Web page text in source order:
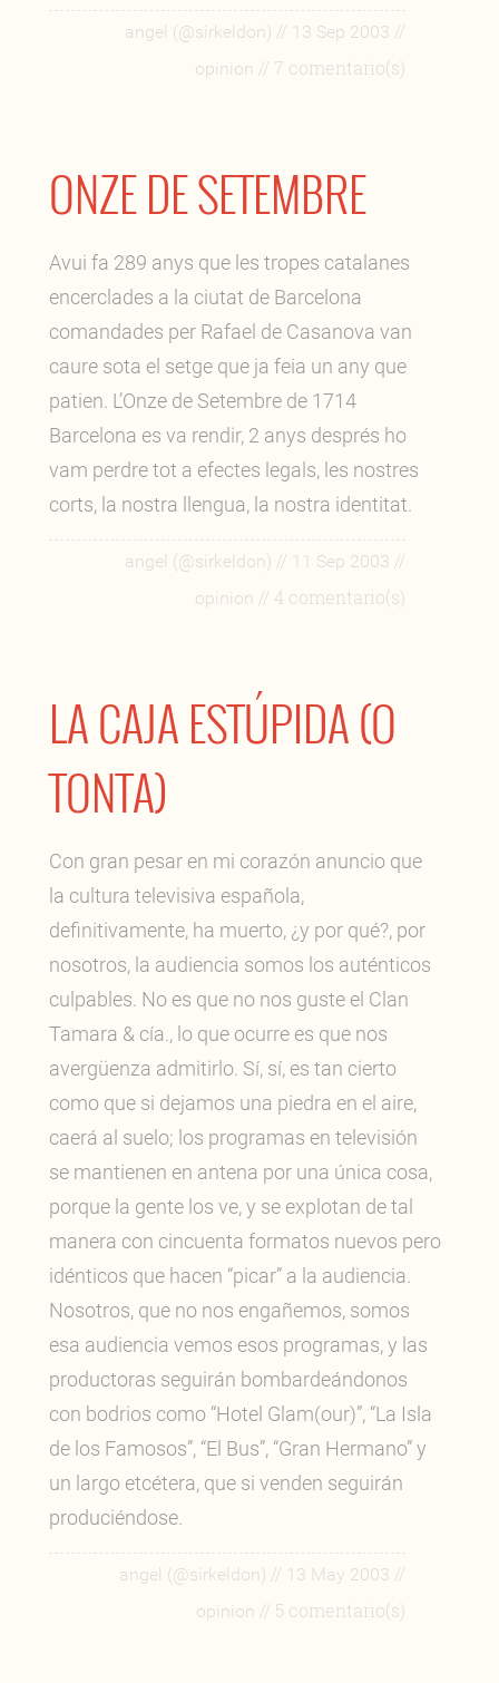
angel (@sirkeldon) // 13 Sep 2003 //
opinion // 7 comentario(s)
ONZE DE SETEMBRE
Avui fa 289 anys que les tropes catalanes
encerclades a la ciutat de Barcelona
comandades per Rafael de Casanova van
caure sota el setge que ja feia un any que
patien. L’Onze de Setembre de 1714
Barcelona es va rendir, 2 anys després ho
vam perdre tot a efectes legals, les nostres
corts, la nostra llengua, la nostra identitat.
angel (@sirkeldon) // 11 Sep 2003 //
opinion // 4 comentario(s)
LA CAJA ESTÚPIDA (O
TONTA)
Con gran pesar en mi corazón anuncio que
la cultura televisiva española,
definitivamente, ha muerto, ¿y por qué?, por
nosotros, la audiencia somos los auténticos
culpables. No es que no nos guste el Clan
Tamara & cía., lo que ocurre es que nos
avergüenza admitirlo. Sí, sí, es tan cierto
como que si dejamos una piedra en el aire,
caerá al suelo; los programas en televisión
se mantienen en antena por una única cosa,
porque la gente los ve, y se explotan de tal
manera con cincuenta formatos nuevos pero
idénticos que hacen “picar” a la audiencia.
Nosotros, que no nos engañemos, somos
esa audiencia vemos esos programas, y las
productoras seguirán bombardeándonos
con bodrios como “Hotel Glam(our)”, “La Isla
de los Famosos”, “El Bus”, “Gran Hermano” y
un largo etcétera, que si venden seguirán
produciéndose.
angel (@sirkeldon) // 13 May 2003 //
opinion // 5 comentario(s)